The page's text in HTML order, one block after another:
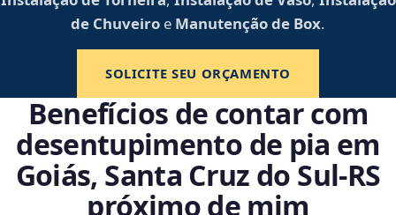
de Chuveiro e Manutenção de Box.
SOLICITE SEU ORÇAMENTO
Benefícios de contar com
desentupimento de pia em
Goiás, Santa Cruz do Sul‑RS
próximo de mim